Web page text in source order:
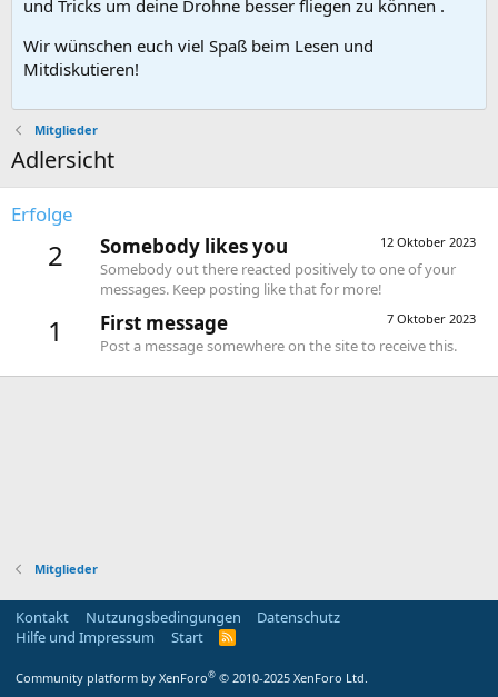
und Tricks um deine Drohne besser fliegen zu können .
Wir wünschen euch viel Spaß beim Lesen und
Mitdiskutieren!
Mitglieder
Adlersicht
Erfolge
2 12 Oktober 2023
Somebody likes you
Somebody out there reacted positively to one of your
messages. Keep posting like that for more!
1 7 Oktober 2023
First message
Post a message somewhere on the site to receive this.
Mitglieder
Kontakt Nutzungsbedingungen
Datenschutz
Hilfe und Impressum
Start
R
Community platform by XenForo® © 2010-2025 XenForo Ltd.